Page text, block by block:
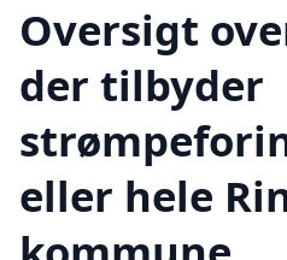
Oversigt
der tilbyder
eller hele